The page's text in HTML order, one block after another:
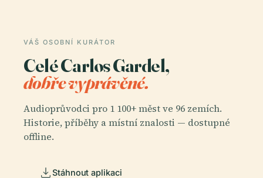
VÁŠ OSOBNÍ KURÁTOR
Celé Carlos Gardel,
dobře vyprávěné.
Audioprůvodci pro 1 100+ měst ve 96 zemích.
Historie, příběhy a místní znalosti — dostupné
offline.
Stáhnout aplikaci